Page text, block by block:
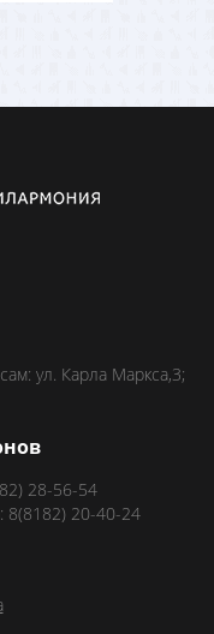
ул. Карла Маркса,3;
28-56-54
8(8182) 20-40-24